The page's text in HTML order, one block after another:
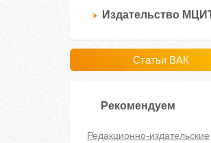
Издательство
Статьи ВАК
Рекомендуем
Редакционно-издательские